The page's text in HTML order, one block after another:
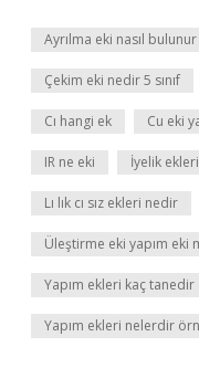
Ayrılma eki nasıl bulunur
Çekim eki nedir 5 sınıf
Cı hangi ek Cu eki
IR ne eki İyelik
Lı lık cı sız ekleri nedir
Üleştirme eki yapım eki
Yapım ekleri kaç tanedir
Yapım ekleri nelerdir